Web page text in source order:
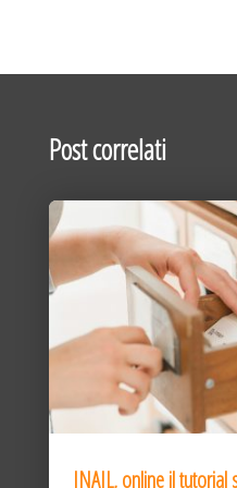
Post correlati
INAIL, online il tutorial